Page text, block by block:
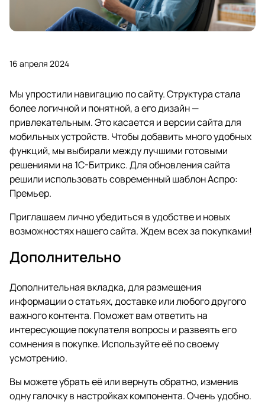
16 апреля 2024
Мы упростили навигацию по сайту. Структура стала
более логичной и понятной, а его дизайн —
привлекательным. Это касается и версии сайта для
мобильных устройств. Чтобы добавить много удобных
функций, мы выбирали между лучшими готовыми
решениями на 1С-Битрикс. Для обновления сайта
решили использовать современный шаблон Аспро:
Премьер.
Приглашаем лично убедиться в удобстве и новых
возможностях нашего сайта. Ждем всех за покупками!
Дополнительно
Дополнительная вкладка, для размещения
информации о статьях, доставке или любого другого
важного контента. Поможет вам ответить на
интересующие покупателя вопросы и развеять его
сомнения в покупке. Используйте её по своему
усмотрению.
Вы можете убрать её или вернуть обратно, изменив
одну галочку в настройках компонента. Очень удобно.